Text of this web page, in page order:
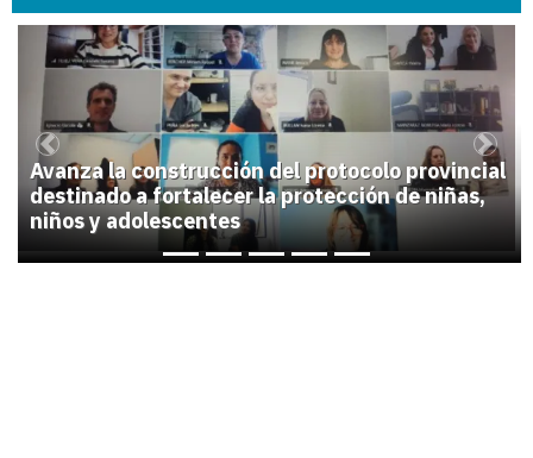
1
Avanza la construcción del protocolo provincial
destinado a fortalecer la protección de niñas,
niños y adolescentes
Previous Next